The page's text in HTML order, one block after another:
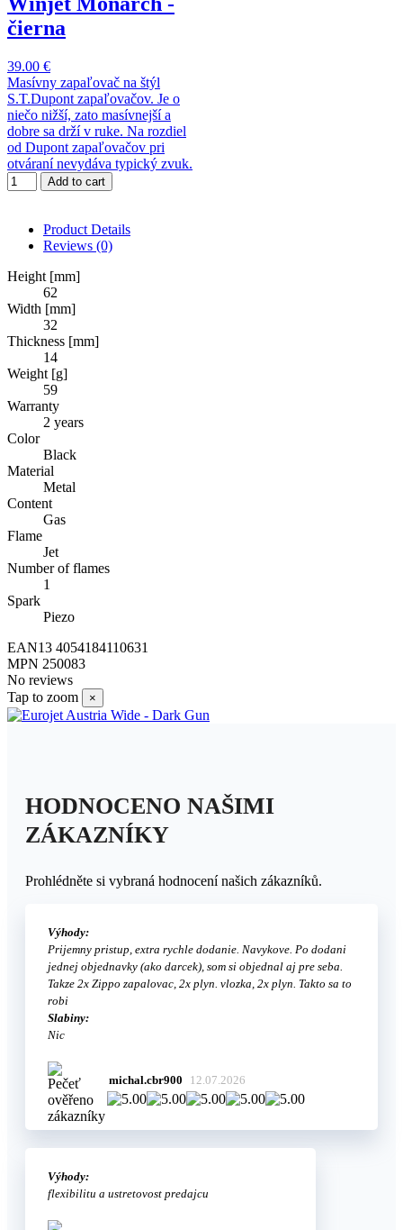
čierna
39.00 €
Masívny zapaľovač na štýl
S.T.Dupont zapaľovačov. Je o
niečo nižší, zato masívnejší a
dobre sa drží v ruke. Na rozdiel
od Dupont zapaľovačov pri
otváraní nevydáva typický zvuk.
Add to cart
Product Details
Reviews (0)
Height [mm]
62
Width [mm]
32
Thickness [mm]
14
Weight [g]
59
Warranty
2 years
Color
Black
Material
Metal
Content
Gas
Flame
Jet
Number of flames
1
Spark
Piezo
EAN13 4054184110631
MPN 250083
No reviews
Tap to zoom
×
HODNOCENO NAŠIMI
ZÁKAZNÍKY
Prohlédněte si vybraná hodnocení našich zákazníků.
Výhody:
Prijemny pristup, extra rychle dodanie. Navykove. Po dodani
jednej objednavky (ako darcek), som si objednal aj pre seba.
Takze 2x Zippo zapalovac, 2x plyn. vlozka, 2x plyn. Takto sa to
robi
Slabiny:
Nic
michal.cbr900 12.07.2026
Výhody:
flexibilitu a ustretovost predajcu